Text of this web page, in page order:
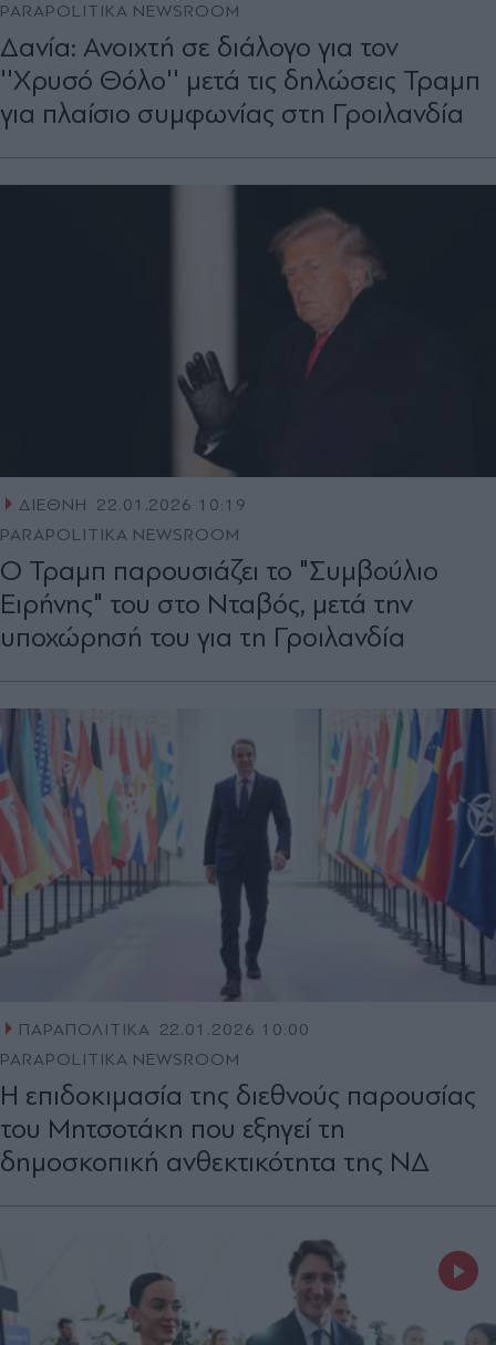
PARAPOLITIKA NEWSROOM
Δανία: Ανοιχτή σε διάλογο για τον
''Χρυσό Θόλο'' μετά τις δηλώσεις Τραμπ
για πλαίσιο συμφωνίας στη Γροιλανδία
ΔΙΕΘΝΗ
22.01.2026 10:19
PARAPOLITIKA NEWSROOM
Ο Τραμπ παρουσιάζει το "Συμβούλιο
Ειρήνης" του στο Νταβός, μετά την
υποχώρησή του για τη Γροιλανδία
ΠΑΡΑΠΟΛΙΤΙΚΑ 22.01.2026 10:00
PARAPOLITIKA NEWSROOM
Η επιδοκιμασία της διεθνούς παρουσίας
του Μητσοτάκη που εξηγεί τη
δημοσκοπική ανθεκτικότητα της ΝΔ